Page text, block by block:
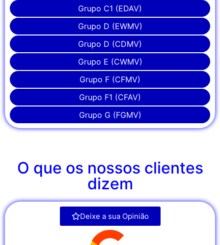
Grupo C1 (EDAV)
Grupo D (EWMV)
Grupo D (CDMV)
Grupo E (CWMV)
Grupo F (CFMV)
Grupo F1 (CFAV)
Grupo G (FGMV)
O que os nossos clientes
dizem
Deixe a sua Opinião